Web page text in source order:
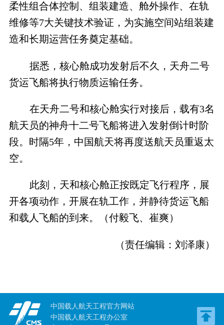
柔性组合体控制、组装建造、舱外操作、在轨
维修等7大关键技术验证，为实施空间站组装建
造和长期运营任务奠定基础。
据悉，核心舱成功发射后不久，天舟二号
货运飞船将执行物质运输任务。
在天舟二号和核心舱实行对接后，载有3名
航天员的神舟十二号飞船将进入发射倒计时阶
段。时隔5年，中国航天将再度送航天员重返太
空。
此刻，天和核心舱正按既定飞行程序，展
开各项动作，开展在轨工作，并静待货运飞船
和载人飞船的到来。（付毅飞、崔爽）
（责任编辑：刘泽康）
中国载人航天工程官方网站
中国载人航天工程办公室